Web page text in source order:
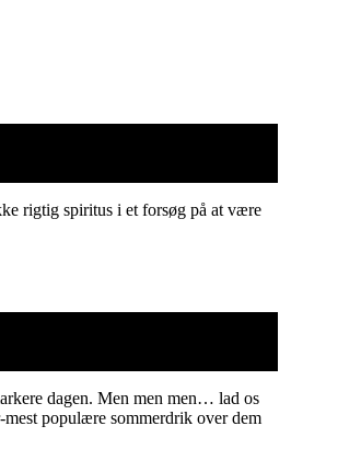
rigtig spiritus i et forsøg på at være
dagen. Men men men… lad os
populære sommerdrik over dem